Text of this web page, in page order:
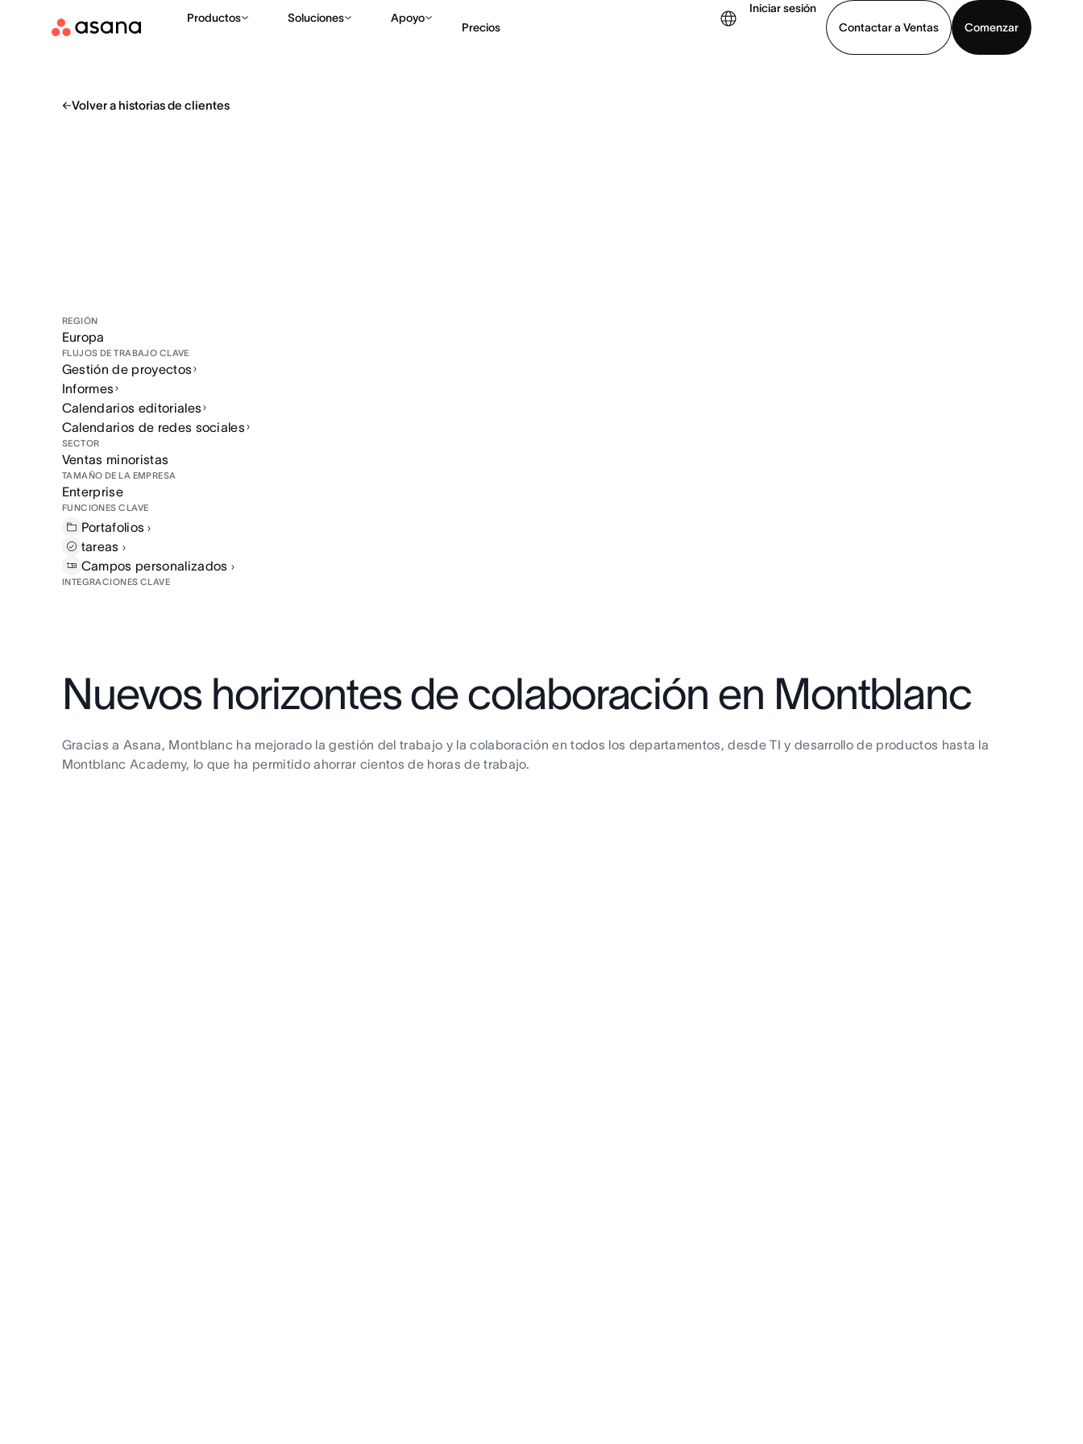
Productos Soluciones Apoyo
Precios
Iniciar sesión
Contactar a Ventas
Comenzar
Volver a historias de clientes
REGIÓN
Europa
FLUJOS DE TRABAJO CLAVE
Gestión de proyectos
Informes
Calendarios editoriales
Calendarios de redes sociales
SECTOR
Ventas minoristas
TAMAÑO DE LA EMPRESA
Enterprise
FUNCIONES CLAVE
Portafolios
tareas
Campos personalizados
INTEGRACIONES CLAVE
Nuevos horizontes de colaboración en Montblanc
Gracias a Asana, Montblanc ha mejorado la gestión del trabajo y la colaboración en todos los departamentos, desde TI y desarrollo de productos hasta la
Montblanc Academy, lo que ha permitido ahorrar cientos de horas de trabajo.